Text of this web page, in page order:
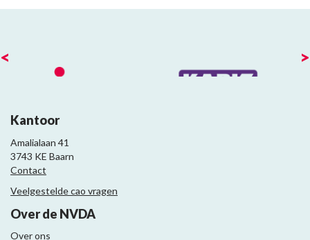
< >
Kantoor
Amalialaan 41
3743 KE Baarn
Contact
Veelgestelde cao vragen
Over de NVDA
Over ons